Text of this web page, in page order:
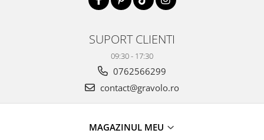
SUPORT CLIENTI
09:30 - 17:30
0762566299
contact@gravolo.ro
MAGAZINUL MEU